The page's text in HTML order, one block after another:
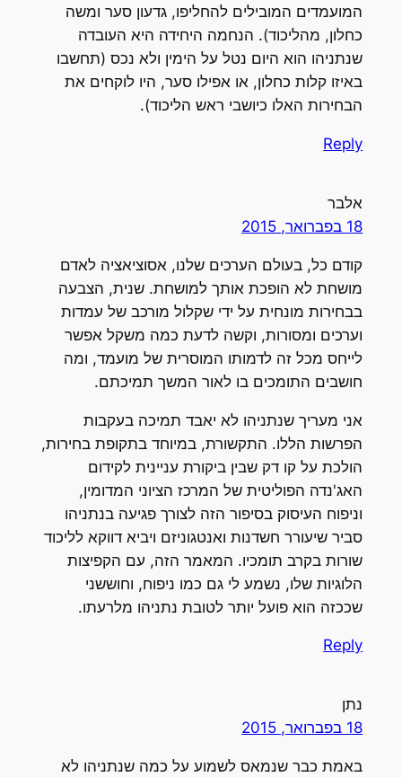
המועמדים המובילים להחליפו, גדעון סער ומשה
כחלון, מהליכוד). הנחמה היחידה היא העובדה
שנתניהו הוא היום נטל על הימין ולא נכס (תחשבו
באיזו קלות כחלון, או אפילו סער, היו לוקחים את
הבחירות האלו כיושבי ראש הליכוד).
Reply
אלבר
18 בפברואר, 2015
קודם כל, בעולם הערכים שלנו, אסוציאציה לאדם
מושחת לא הופכת אותך למושחת. שנית, הצבעה
בבחירות מונחית על ידי שקלול מורכב של עמדות
וערכים ומסורות, וקשה לדעת כמה משקל אפשר
לייחס מכל זה לדמותו המוסרית של מועמד, ומה
חושבים התומכים בו לאור המשך תמיכתם.
אני מעריך שנתניהו לא יאבד תמיכה בעקבות
הפרשות הללו. התקשורת, במיוחד בתקופת בחירות,
הולכת על קו דק שבין ביקורת עניינית לקידום
האג'נדה הפוליטית של המרכז הציוני המדומין,
וניפוח העיסוק בסיפור הזה לצורך פגיעה בנתניהו
סביר שיעורר חשדנות ואנטגוניזם ויביא דווקא לליכוד
שורות בקרב תומכיו. המאמר הזה, עם הקפיצות
הלוגיות שלו, נשמע לי גם כמו ניפוח, וחוששני
שככזה הוא פועל יותר לטובת נתניהו מלרעתו.
Reply
נתן
18 בפברואר, 2015
באמת כבר שנמאס לשמוע על כמה שנתניהו לא